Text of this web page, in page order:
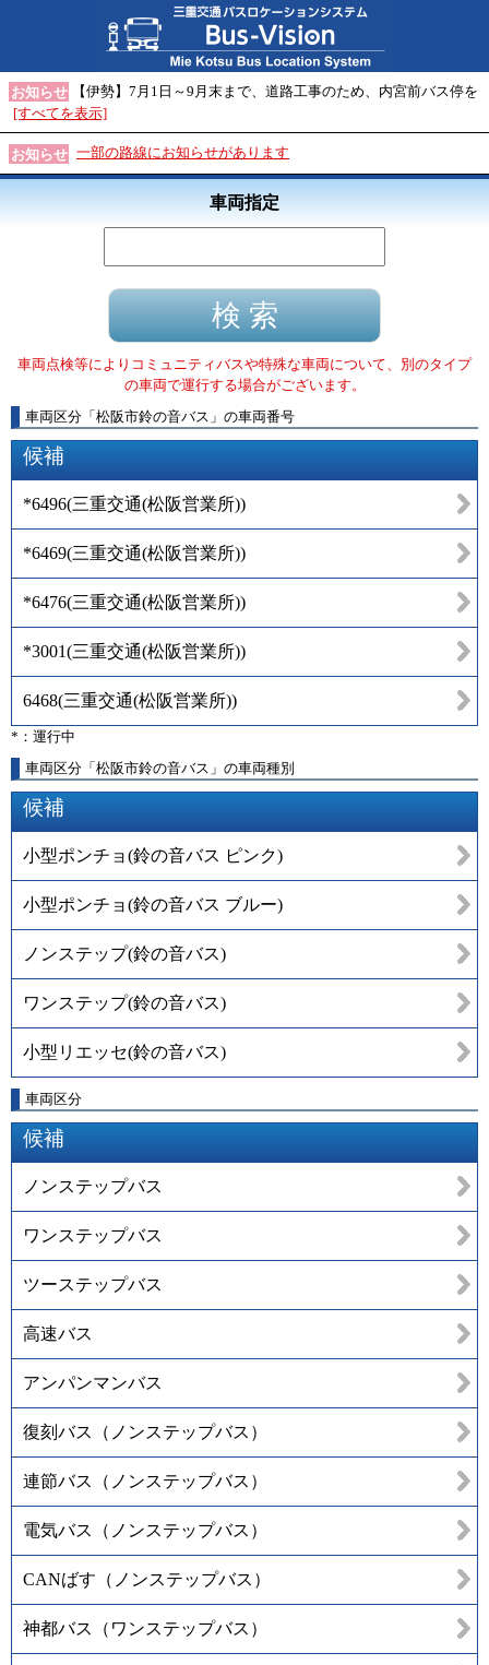
お知らせ
【伊勢】7月1日～9月末まで、道路工事のため、内宮前バス停を
[すべてを表示]
お知らせ 一部の路線にお知らせがあります
車両指定
車両点検等によりコミュニティバスや特殊な車両について、別のタイプ
の車両で運行する場合がございます。
車両区分 「 松阪市鈴の音バス 」 の車両番号
候補
*6496(三重交通(松阪営業所))
*6469(三重交通(松阪営業所))
*6476(三重交通(松阪営業所))
*3001(三重交通(松阪営業所))
6468(三重交通(松阪営業所))
*：運行中
車両区分「松阪市鈴の音バス」の車両種別
候補
小型ポンチョ(鈴の音バス ピンク)
小型ポンチョ(鈴の音バス ブルー)
ノンステップ(鈴の音バス)
ワンステップ(鈴の音バス)
小型リエッセ(鈴の音バス)
車両区分
候補
ノンステップバス
ワンステップバス
ツーステップバス
高速バス
アンパンマンバス
復刻バス（ノンステップバス）
連節バス（ノンステップバス）
電気バス（ノンステップバス）
CANばす（ノンステップバス）
神都バス（ワンステップバス）